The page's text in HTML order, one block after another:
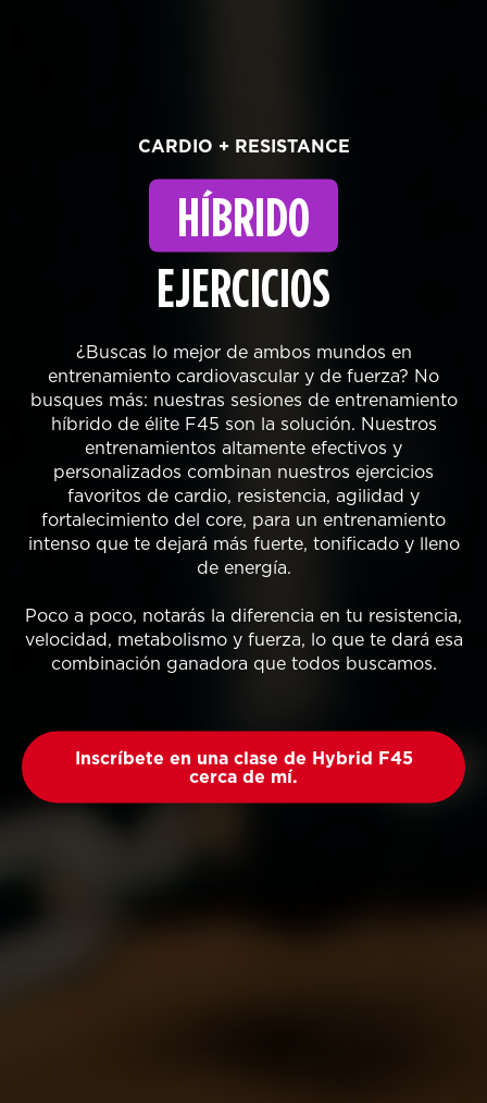
CARDIO + RESISTANCE
HÍBRIDO
EJERCICIOS
¿Buscas lo mejor de ambos mundos en
entrenamiento cardiovascular y de fuerza? No
busques más: nuestras sesiones de entrenamiento
híbrido de élite F45 son la solución. Nuestros
entrenamientos altamente efectivos y
personalizados combinan nuestros ejercicios
favoritos de cardio, resistencia, agilidad y
fortalecimiento del core, para un entrenamiento
intenso que te dejará más fuerte, tonificado y lleno
de energía.
Poco a poco, notarás la diferencia en tu resistencia,
velocidad, metabolismo y fuerza, lo que te dará esa
combinación ganadora que todos buscamos.
Inscríbete en una clase de Hybrid F45
cerca de mí.